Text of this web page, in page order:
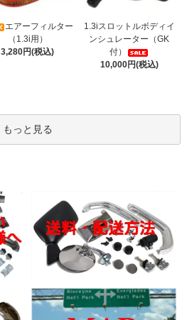
エアーフィルター
（1.3i用）
3,280円(税込)
1.3iスロットルボディイ
ンシュレーター（GK
付）
10,000円(税込)
もっと見る